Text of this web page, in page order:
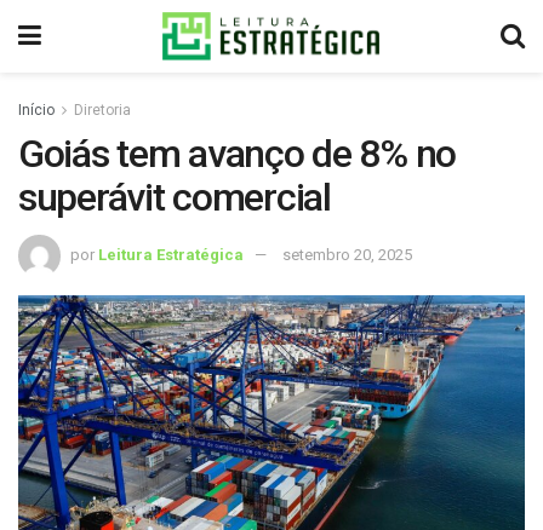
Início Diretoria
Goiás tem avanço de 8% no
superávit comercial
por Leitura Estratégica setembro 20, 2025